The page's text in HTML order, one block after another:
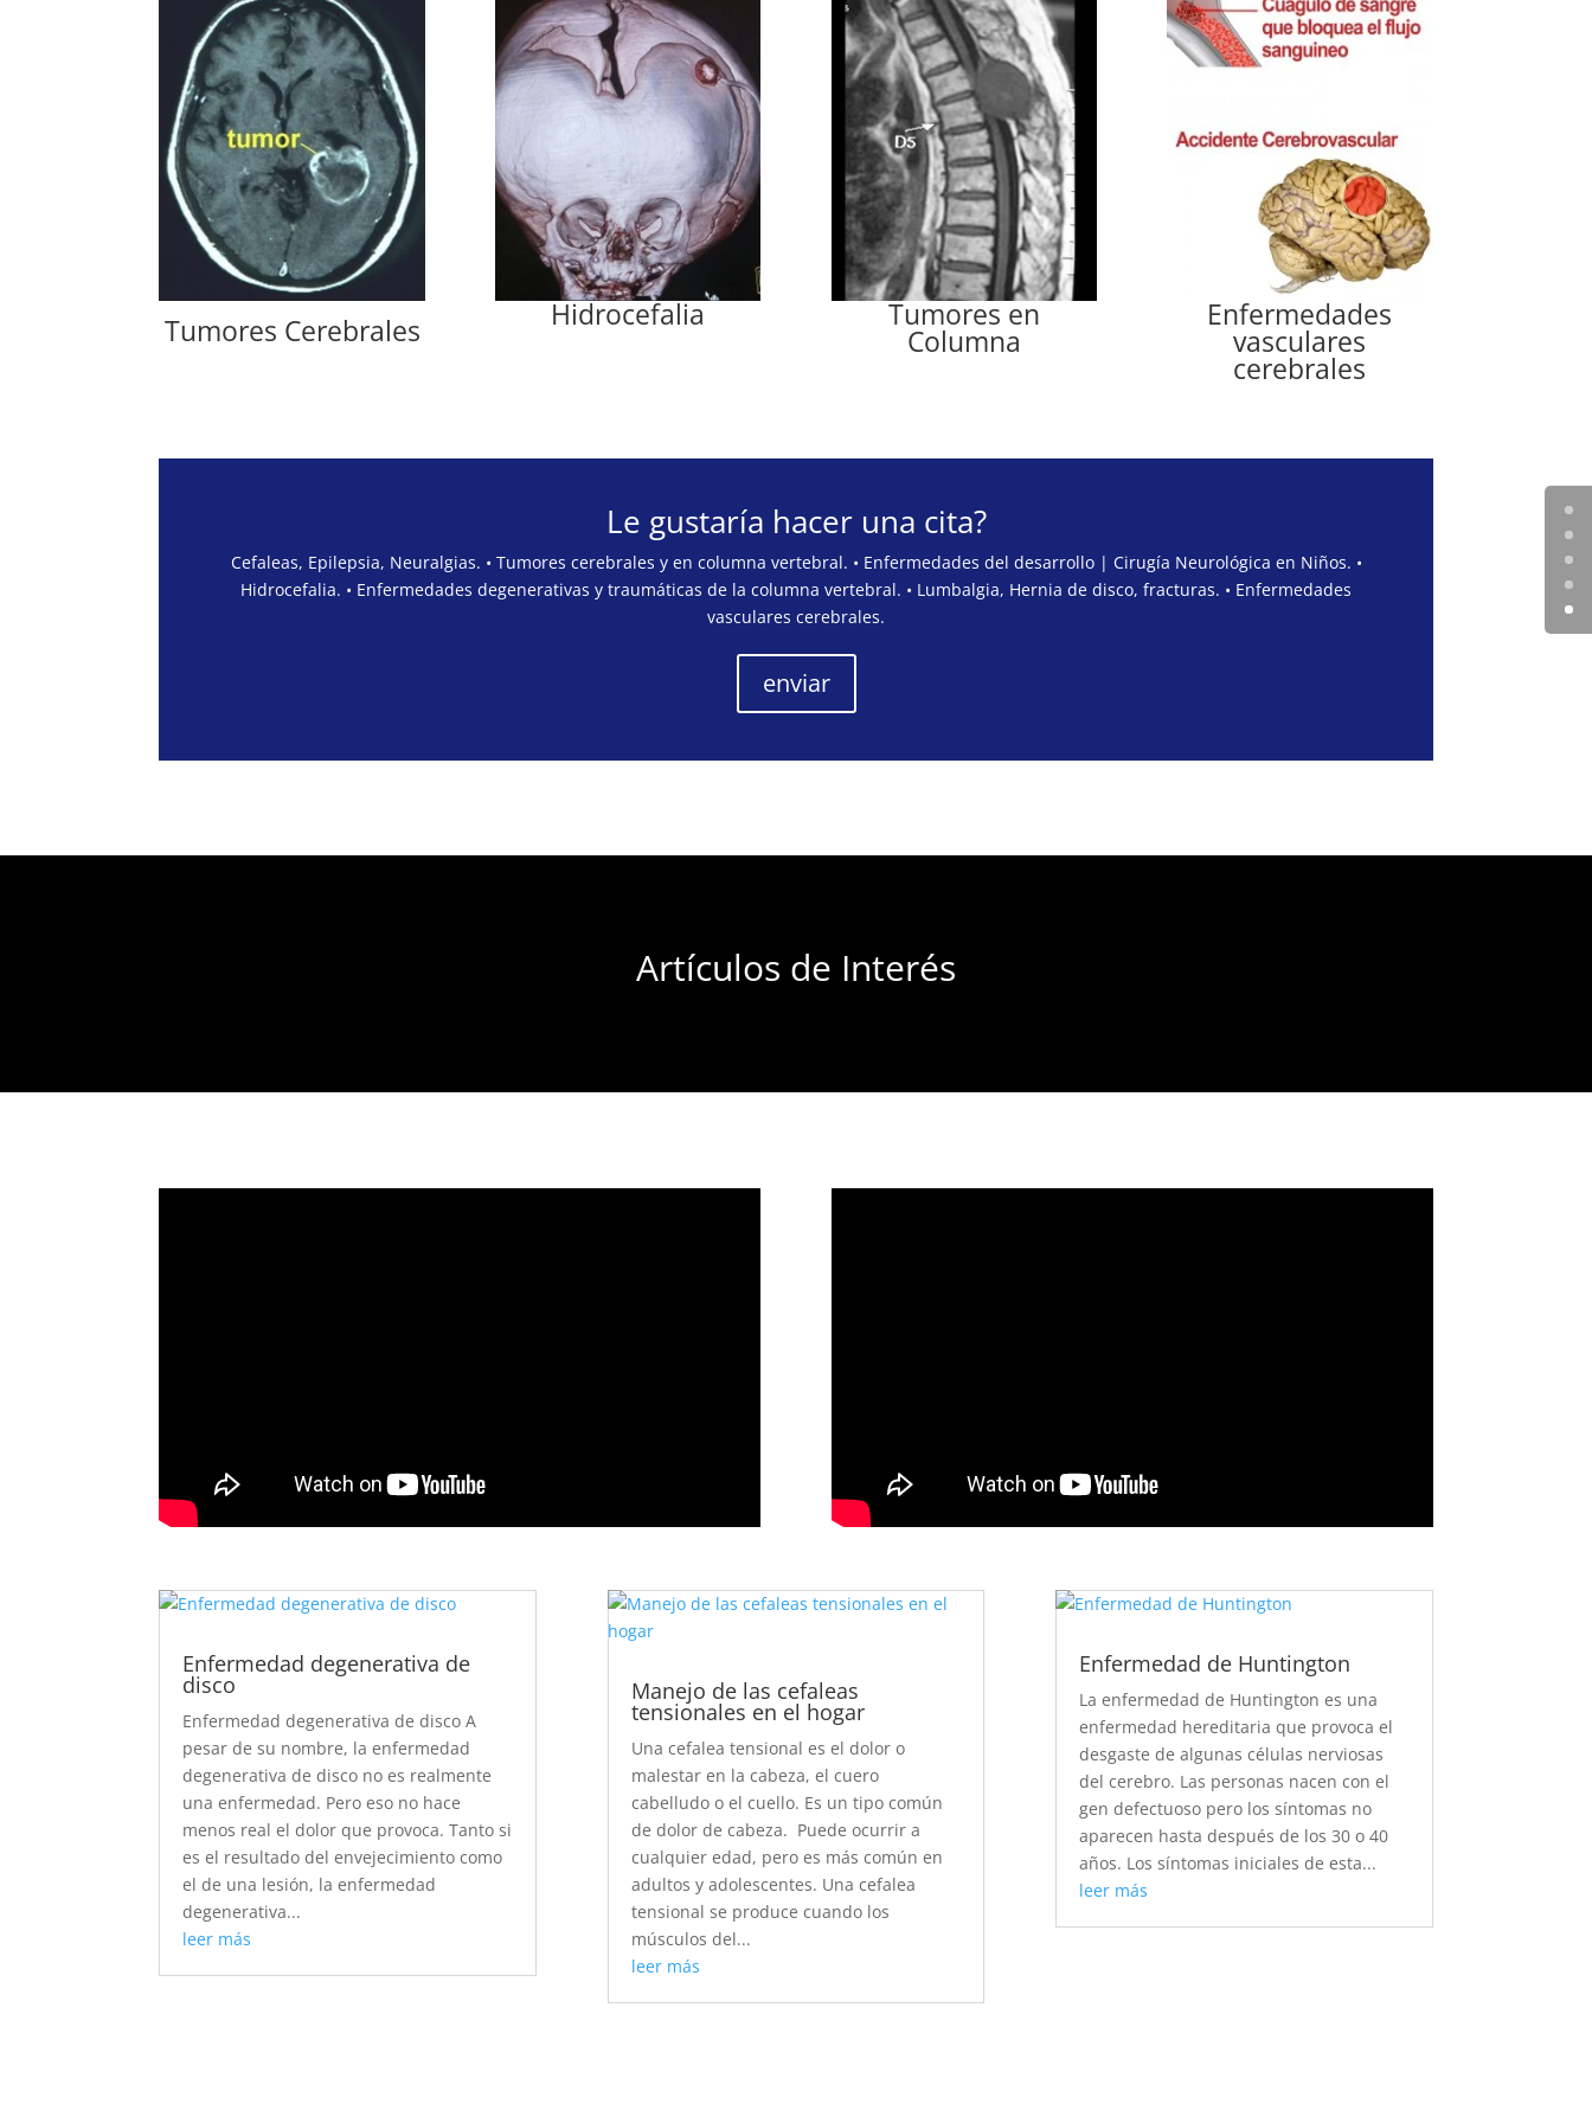
Tumores Cerebrales Hidrocefalia Tumores en
Columna
Enfermedades
vasculares
cerebrales
Le gustaría hacer una cita?
Cefaleas, Epilepsia, Neuralgias. • Tumores cerebrales y en columna vertebral. • Enfermedades del desarrollo | Cirugía Neurológica en Niños. •
Hidrocefalia. • Enfermedades degenerativas y traumáticas de la columna vertebral. • Lumbalgia, Hernia de disco, fracturas. • Enfermedades
vasculares cerebrales.
enviar
Artículos de Interés
Enfermedad degenerativa de
disco
Enfermedad degenerativa de disco A
pesar de su nombre, la enfermedad
degenerativa de disco no es realmente
una enfermedad. Pero eso no hace
menos real el dolor que provoca. Tanto si
es el resultado del envejecimiento como
el de una lesión, la enfermedad
degenerativa...
leer más
Manejo de las cefaleas
tensionales en el hogar
Una cefalea tensional es el dolor o
malestar en la cabeza, el cuero
cabelludo o el cuello. Es un tipo común
de dolor de cabeza. Puede ocurrir a
cualquier edad, pero es más común en
adultos y adolescentes. Una cefalea
tensional se produce cuando los
músculos del...
leer más
Enfermedad de Huntington
La enfermedad de Huntington es una
enfermedad hereditaria que provoca el
desgaste de algunas células nerviosas
del cerebro. Las personas nacen con el
gen defectuoso pero los síntomas no
aparecen hasta después de los 30 o 40
años. Los síntomas iniciales de esta...
leer más